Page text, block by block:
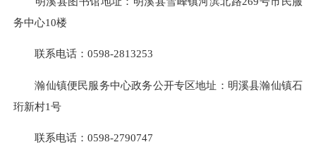
务中心10楼
联系电话：0598-2813253
瀚仙镇便民服务中心政务公开专区地址：明溪县瀚仙镇石
珩新村1号
联系电话：0598-2790747